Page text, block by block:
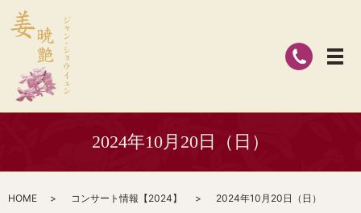
2024年10月20日（日）
HOME コンサート情報【2024】 2024年10月20日（日）